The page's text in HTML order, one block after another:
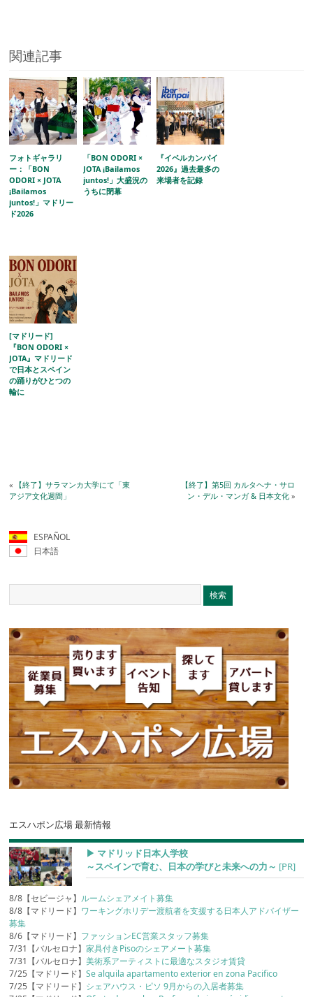
関連記事
フォトギャラリ
ー：「BON
ODORI × JOTA
¡Bailamos
juntos!」マドリー
ド2026
「BON ODORI ×
JOTA ¡Bailamos
juntos!」大盛況の
うちに閉幕
『イベルカンパイ
2026』過去最多の
来場者を記録
[マドリード]
『BON ODORI ×
JOTA』マドリード
で日本とスペイン
の踊りがひとつの
輪に
« 【終了】サラマンカ大学にて「東
アジア文化週間」
【終了】第5回 カルタヘナ・サロ
ン・デル・マンガ & 日本文化»
ESPAÑOL
日本語
エスハポン広場 最新情報
▶︎ マドリッド日本人学校
～スペインで育む、日本の学びと未来への力～ [PR]
8/8【セビージャ】 ルームシェアメイト募集
8/8【マドリード】 ワーキングホリデー渡航者を支援する日本人アドバイザー
募集
8/6【マドリード】 ファッションEC営業スタッフ募集
7/31【バルセロナ】家具付きPisoのシェアメート募集
7/31【バルセロナ】美術系アーティストに最適なスタジオ賃貸
7/25【マドリード】Se alquila apartamento exterior en zona Pacifico
7/25【マドリード】 シェアハウス・ピソ 9月からの入居者募集